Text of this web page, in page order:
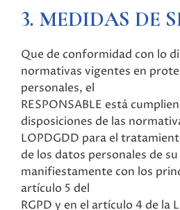
3. MEDIDAS DE
Que de conformidad con lo
normativas vigentes en
personales, el
RESPONSABLE está
disposiciones de las
LOPDGDD para el
de los datos personales de
manifiestamente con los
artículo 5 del
RGPD y en el artículo 4 de la